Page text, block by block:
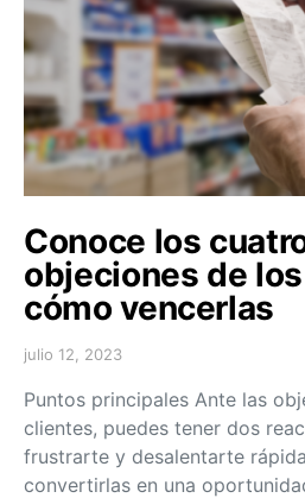
Conoce los
objeciones de
cómo vencerlas
julio 12, 2023
Puntos principales Ante las
clientes, puedes tener dos
frustrarte y desalentarte
convertirlas en una